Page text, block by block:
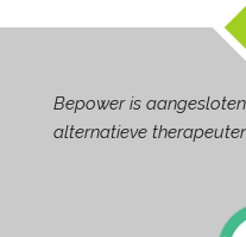
Bepower is
alternatieve